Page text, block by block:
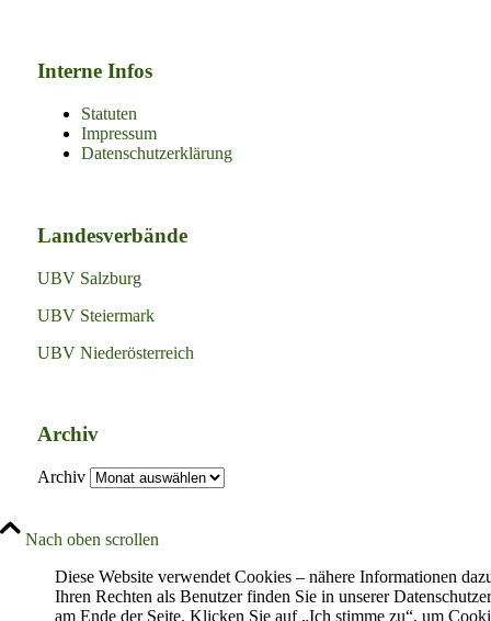
Interne Infos
Statuten
Impressum
Datenschutzerklärung
Landesverbände
UBV Salzburg
UBV Steiermark
UBV Niederösterreich
Archiv
Archiv
Nach oben scrollen
Diese Website verwendet Cookies – nähere Informationen
Ihren Rechten als Benutzer finden Sie in unserer
am Ende der Seite. Klicken Sie auf „Ich stimme zu“, um